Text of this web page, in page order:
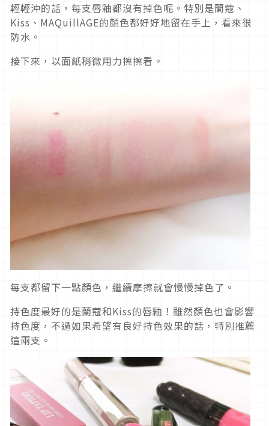
輕輕沖的話，每支唇釉都沒有掉色呢。特別是蘭蔻、
Kiss、MAQuillAGE的顏色都好好地留在手上，看來很
防水。
接下來，以面紙稍微用力擦擦看。
每支都留下一點顏色，繼續摩擦就會慢慢掉色了。
持色度最好的是蘭蔻和Kiss的唇釉！雖然顏色也會影響
持色度，不過如果希望有良好持色效果的話，特別推薦
這兩支。